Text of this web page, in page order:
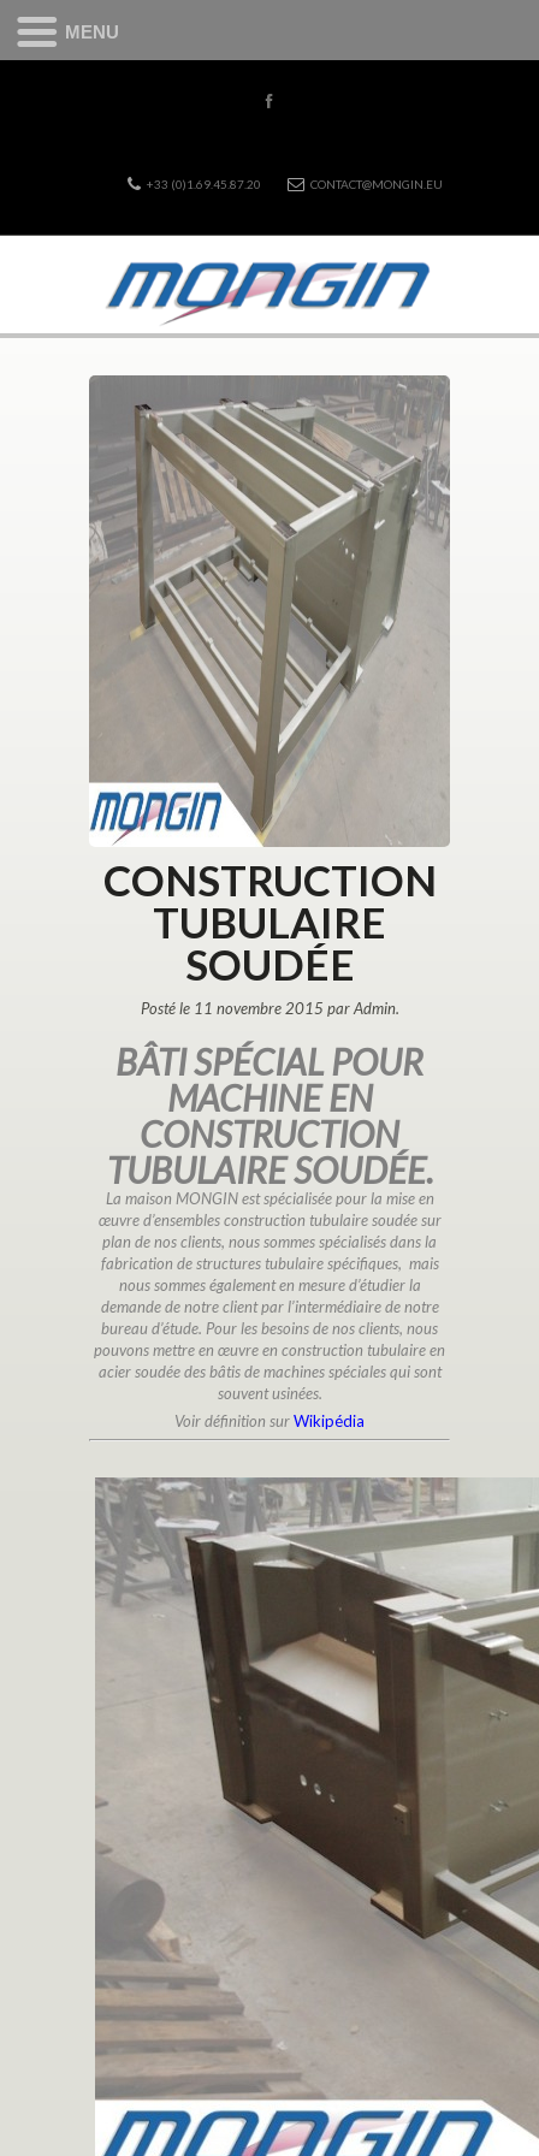
+33 (0)1.69.45.87.20 CONTACT@MONGIN.EU
CONSTRUCTION
TUBULAIRE
SOUDÉE
Posté le 11 novembre 2015 par Admin.
BÂTI SPÉCIAL POUR
MACHINE EN
CONSTRUCTION
TUBULAIRE SOUDÉE.
La maison MONGIN est spécialisée pour la mise en
œuvre d’ensembles construction tubulaire soudée sur
plan de nos clients, nous sommes spécialisés dans la
fabrication de structures tubulaire spécifiques, mais
nous sommes également en mesure d’étudier la
demande de notre client par l’intermédiaire de notre
bureau d’étude. Pour les besoins de nos clients, nous
pouvons mettre en œuvre en construction tubulaire en
acier soudée des bâtis de machines spéciales qui sont
souvent usinées.
Voir définition surWikipédia
MENU